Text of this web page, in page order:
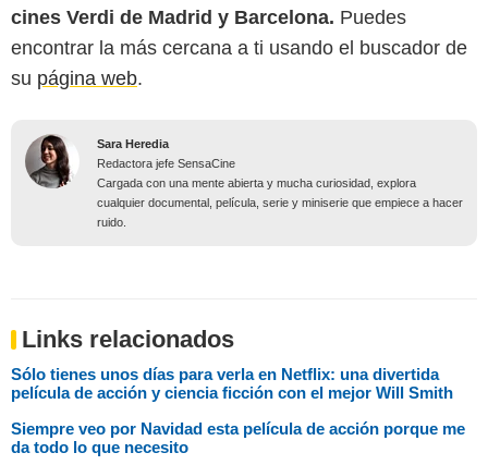
cines Verdi de Madrid y Barcelona. Puedes
encontrar la más cercana a ti usando el buscador de
su página web.
Sara Heredia
Redactora jefe SensaCine
Cargada con una mente abierta y mucha curiosidad, explora
cualquier documental, película, serie y miniserie que empiece a hacer
ruido.
Links relacionados
Sólo tienes unos días para verla en Netflix: una divertida
película de acción y ciencia ficción con el mejor Will Smith
Siempre veo por Navidad esta película de acción porque me
da todo lo que necesito